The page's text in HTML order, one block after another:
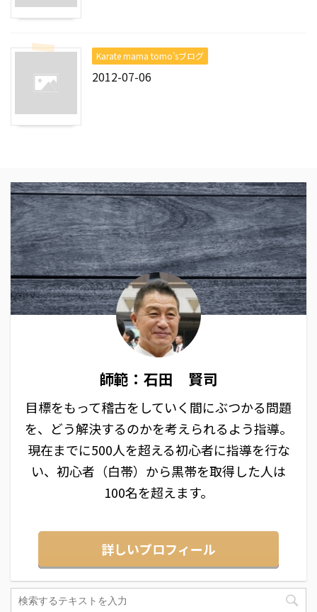
Karate mama tomo’sブログ
2012-07-06
師範：石田 賢司
目標をもって稽古をしていく間にぶつかる問題
を、どう解決するのかを考えられるよう指導。
現在までに500人を超える初心者に指導を行な
い、初心者（白帯）から黒帯を取得した人は
100名を超えます。
詳しいプロフィール